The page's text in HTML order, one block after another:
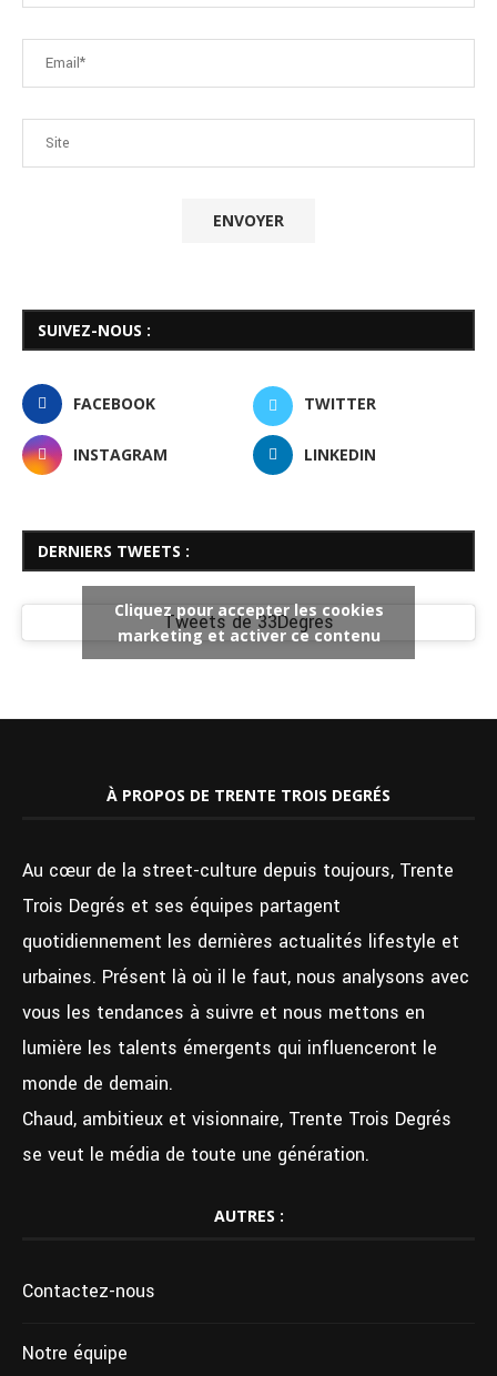
SUIVEZ-NOUS :
FACEBOOK TWITTER
INSTAGRAM LINKEDIN
DERNIERS TWEETS :
Tweets de 33Degres
Cliquez pour accepter les cookies
marketing et activer ce contenu
À PROPOS DE TRENTE TROIS DEGRÉS
Au cœur de la street-culture depuis toujours, Trente
Trois Degrés et ses équipes partagent
quotidiennement les dernières actualités lifestyle et
urbaines. Présent là où il le faut, nous analysons avec
vous les tendances à suivre et nous mettons en
lumière les talents émergents qui influenceront le
monde de demain.
Chaud, ambitieux et visionnaire, Trente Trois Degrés
se veut le média de toute une génération.
AUTRES :
Contactez-nous
Notre équipe